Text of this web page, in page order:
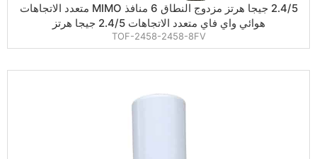
2.4/5 جيجا هرتز مزدوج النطاق 6 منافذ MIMO متعدد الاتجاهات
هوائي واي فاي متعدد الاتجاهات 2.4/5 جيجا هرتز
TOF-2458-2458-8FV